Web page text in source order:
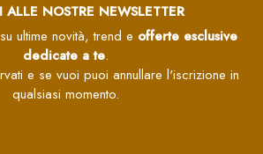
ALLE NOSTRE NEWSLETTER
ultime novità, trend e offerte esclusive
dedicate a te.
e se vuoi puoi annullare l'iscrizione in
qualsiasi momento.